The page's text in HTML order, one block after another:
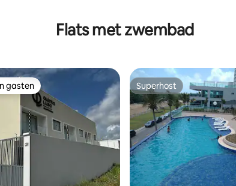
Flats met zwembad
gasten
gasten Superhost
Superhost